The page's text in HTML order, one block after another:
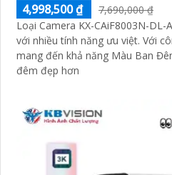
4,998,500 ₫
7,690,000 ₫
Loại Camera KX-CAiF8003N-
với nhiều tính năng ưu việt. Với công nghệ AI, camera này
mang đến khả năng Màu Ban
đêm đẹp hơn